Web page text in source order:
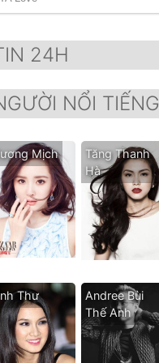
24H
NỔI TIẾNG
Mịch
Tăng Thanh
Hà
Thư
Andree Bùi
Thế Anh